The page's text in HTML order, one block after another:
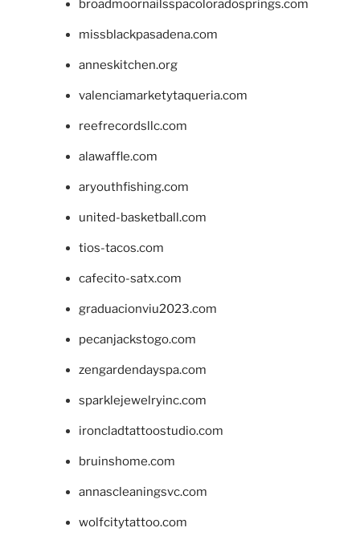
broadmoornailsspacoloradosprings.com
missblackpasadena.com
anneskitchen.org
valenciamarketytaqueria.com
reefrecordsllc.com
alawaffle.com
aryouthfishing.com
united-basketball.com
tios-tacos.com
cafecito-satx.com
graduacionviu2023.com
pecanjackstogo.com
zengardendayspa.com
sparklejewelryinc.com
ironcladtattoostudio.com
bruinshome.com
annascleaningsvc.com
wolfcitytattoo.com